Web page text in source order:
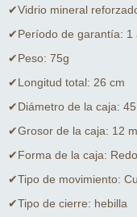
✔Vidrio mineral
✔Período de garantía: 1
✔Peso: 75g
✔Longitud total: 26 cm
✔Diámetro de la caja:
✔Grosor de la caja: 12
✔Forma de la caja:
✔Tipo de movimiento:
✔Tipo de cierre: hebilla